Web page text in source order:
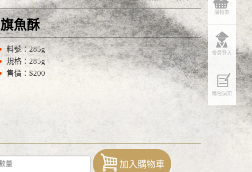
旗魚酥
料號：285g
規格：285g
售價：$200
加入購物車
購物車
會員登入
購物須知